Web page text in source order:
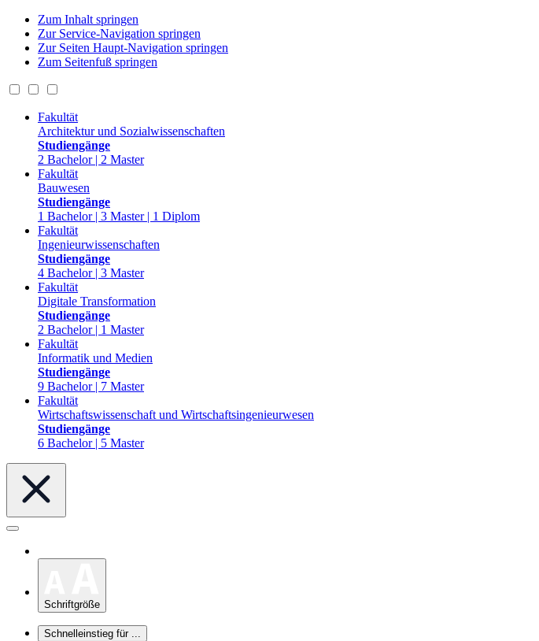
Zum Inhalt springen
Zur Service-Navigation springen
Zur Seiten Haupt-Navigation springen
Zum Seitenfuß springen
Fakultät
Architektur und Sozialwissenschaften
Studiengänge
2 Bachelor | 2 Master
Fakultät
Bauwesen
Studiengänge
1 Bachelor | 3 Master | 1 Diplom
Fakultät
Ingenieurwissenschaften
Studiengänge
4 Bachelor | 3 Master
Fakultät
Digitale Transformation
Studiengänge
2 Bachelor | 1 Master
Fakultät
Informatik und Medien
Studiengänge
9 Bachelor | 7 Master
Fakultät
Wirtschaftswissenschaft und Wirtschaftsingenieurwesen
Studiengänge
6 Bachelor | 5 Master
Schriftgröße
Schnelleinstieg für ...